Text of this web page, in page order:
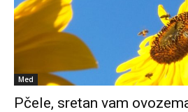
Med
Pčele, sretan vam